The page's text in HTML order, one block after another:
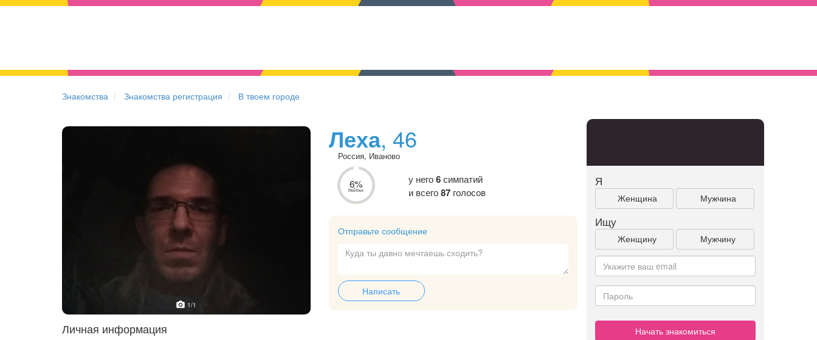
Знакомства Знакомства регистрация В твоем городе
1/1
Леха, 46
Россия, Иваново
6%
Рейтинг
у него6симпатий
и всего87голосов
Отправьте сообщение
Написать
Личная информация
Я
Женщина Мужчина
Ищу
Женщину Мужчину
Начать знакомиться